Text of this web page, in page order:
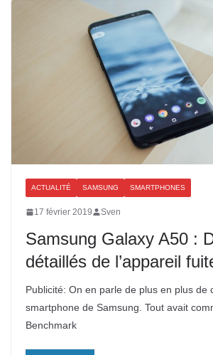
ACTUALITÉ SAMSUNG SMARTPHONES
17 février 2019 Sven
Samsung Galaxy A50 :
détaillés de l’appareil
Publicité: On en parle de plus en plus de
smartphone de Samsung. Tout avait
Benchmark